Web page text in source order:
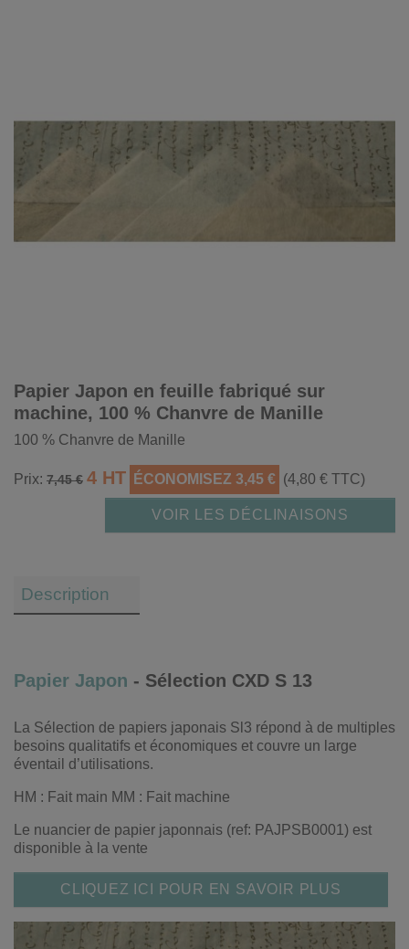
Papier Japon en feuille fabriqué sur
machine, 100 % Chanvre de Manille
100 % Chanvre de Manille
Prix: 7,45 € 4 HT ÉCONOMISEZ 3,45 € (4,80 € TTC)
VOIR LES DÉCLINAISONS
Description
Papier Japon - Sélection CXD S 13
La Sélection de papiers japonais Sl3 répond à de multiples
besoins qualitatifs et économiques et couvre un large
éventail d’utilisations.
HM : Fait main MM : Fait machine
Le nuancier de papier japonnais (ref: PAJPSB0001) est
disponible à la vente
CLIQUEZ ICI POUR EN SAVOIR PLUS